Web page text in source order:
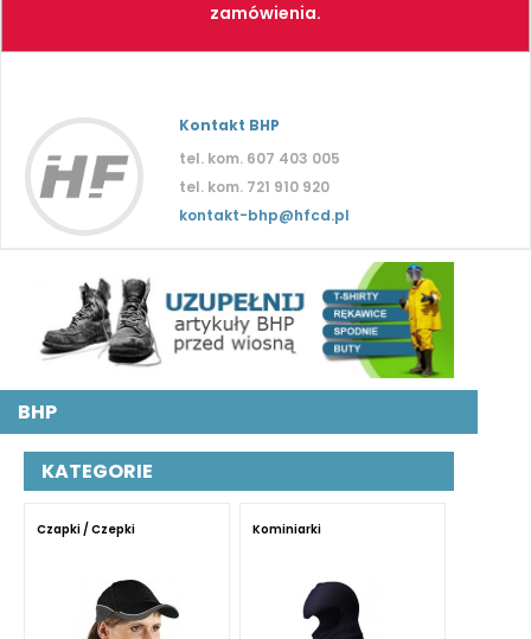
zamówienia.
Kontakt BHP
tel. kom. 607 403 005
tel. kom. 721 910 920
kontakt-bhp@hfcd.pl
BHP
KATEGORIE
Czapki / Czepki Kominiarki